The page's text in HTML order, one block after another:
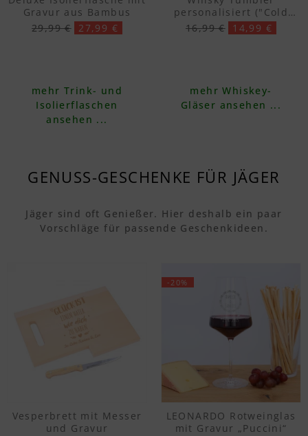
Gravur aus Bambus
29,99 € 27,99 €
personalisiert ("Cold
Ice", mit Gravur)
16,99 € 14,99 €
mehr Trink- und
Isolierflaschen
ansehen ...
mehr Whiskey-
Gläser ansehen ...
GENUSS-GESCHENKE FÜR JÄGER
Jäger sind oft Genießer. Hier deshalb ein paar
Vorschläge für passende Geschenkideen.
Vesperbrett mit Messer
und Gravur
-20%
LEONARDO Rotweinglas
mit Gravur „Puccini“